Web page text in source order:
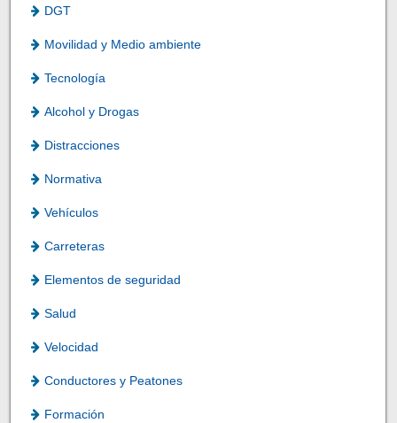
DGT
Movilidad y Medio ambiente
Tecnología
Alcohol y Drogas
Distracciones
Normativa
Vehículos
Carreteras
Elementos de seguridad
Salud
Velocidad
Conductores y Peatones
Formación